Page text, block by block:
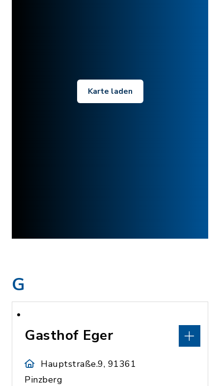
Karte laden
G
Gasthof Eger
Hauptstraße.9, 91361
Pinzberg